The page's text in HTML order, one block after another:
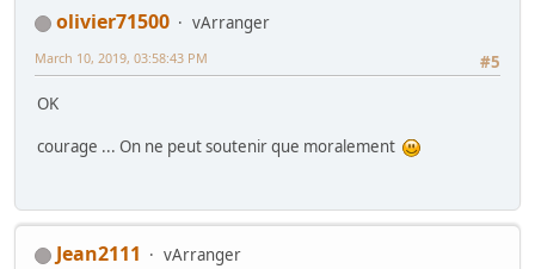
olivier71500
vArranger
#5
March 10, 2019, 03:58:43 PM
OK
courage ... On ne peut soutenir que moralement
Jean2111
vArranger